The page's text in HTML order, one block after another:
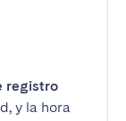
registro
y la hora